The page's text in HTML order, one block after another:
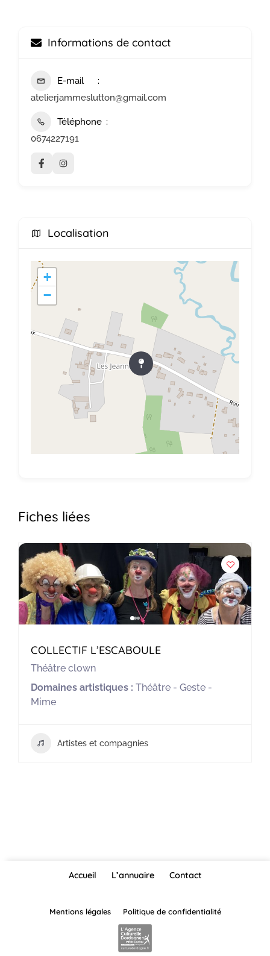
Informations de contact
E-mail
atelierjammeslutton@gmail.com
Téléphone
0674227191
Localisation
+
−
Fiches liées
COLLECTIF L’ESCABOULE
Théâtre clown
Domaines artistiques : Théâtre - Geste -
Mime
Artistes et compagnies
Accueil L’annuaire Contact
Mentions légales Politique de confidentialité